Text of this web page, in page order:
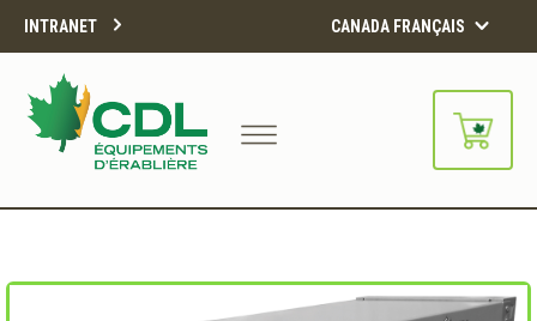
INTRANET CANADA FRANÇAIS
Merci de votre compréhension.